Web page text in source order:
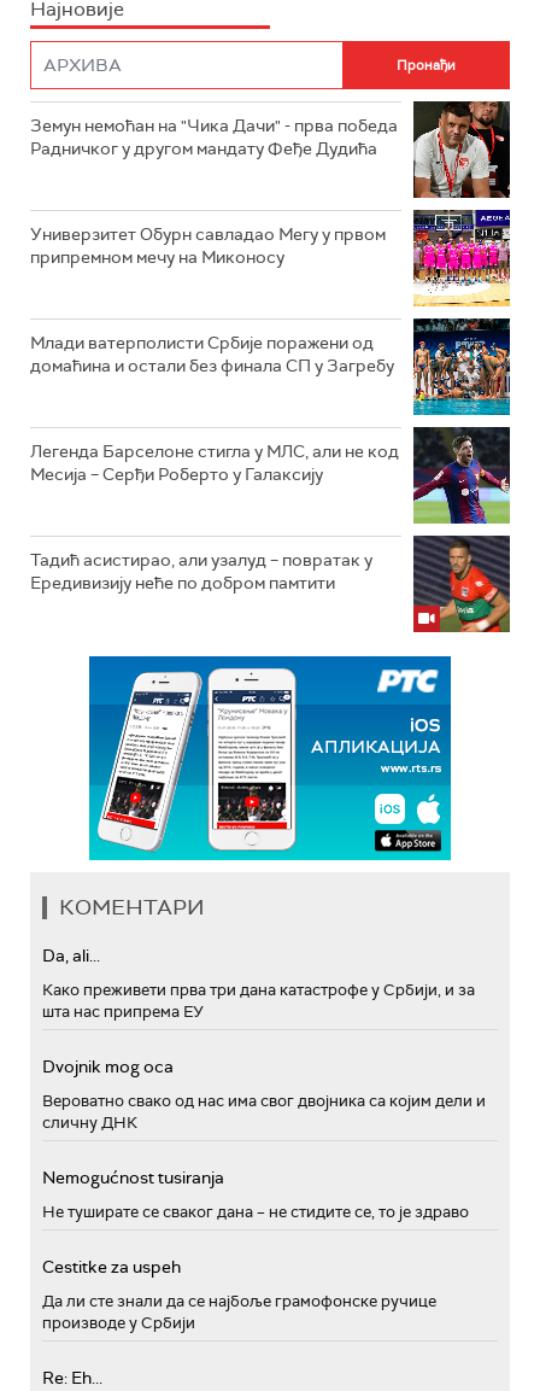
Најновије
Земун немоћан на "Чика Дачи" - прва победа
Радничког у другом мандату Феђе Дудића
Универзитет Обурн савладао Мегу у првом
припремном мечу на Миконосу
Млади ватерполисти Србије поражени од
домаћина и остали без финала СП у Загребу
Легенда Барселоне стигла у МЛС, али не код
Месија – Серђи Роберто у Галаксију
Тадић асистирао, али узалуд – повратак у
Ередивизију неће по добром памтити
КОМЕНТАРИ
Da, ali...
Како преживети прва три дана катастрофе у Србији, и за
шта нас припрема ЕУ
Dvojnik mog oca
Вероватно свако од нас има свог двојника са којим дели и
сличну ДНК
Nemogućnost tusiranja
Не туширате се сваког дана – не стидите се, то је здраво
Cestitke za uspeh
Да ли сте знали да се најбоље грамофонске ручице
производе у Србији
Re: Eh...